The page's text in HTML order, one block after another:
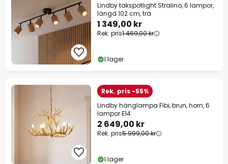
Lindby takspotlight Stralino, 6 lampor,
längd 102 cm, trä
1 349,00 kr
Rek. pris1 469,00 kr
I lager
Rek. pris -55%
Lindby hänglampa Fibi, brun, horn, 6
lampor E14
2 649,00 kr
Rek. pris5 999,00 kr
I lager